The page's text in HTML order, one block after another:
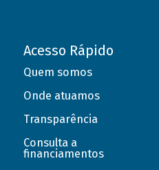
Acesso Rápido
Quem somos
Onde atuamos
Transparência
Consulta a
financiamentos